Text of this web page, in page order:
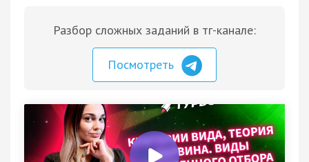
Разбор сложных заданий в тг-канале:
Посмотреть